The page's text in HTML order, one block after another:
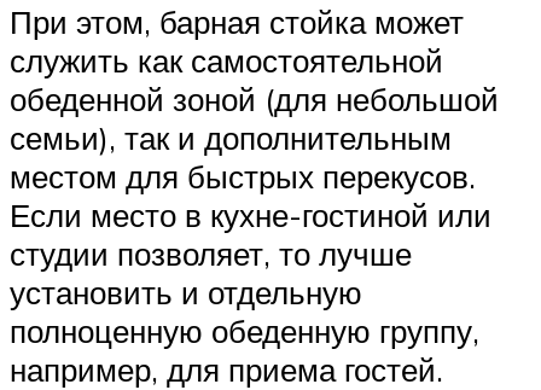
При этом, барная стойка может
служить как самостоятельной
обеденной зоной (для небольшой
семьи), так и дополнительным
местом для быстрых перекусов.
Если место в кухне-гостиной или
студии позволяет, то лучше
установить и отдельную
полноценную обеденную группу,
например, для приема гостей.